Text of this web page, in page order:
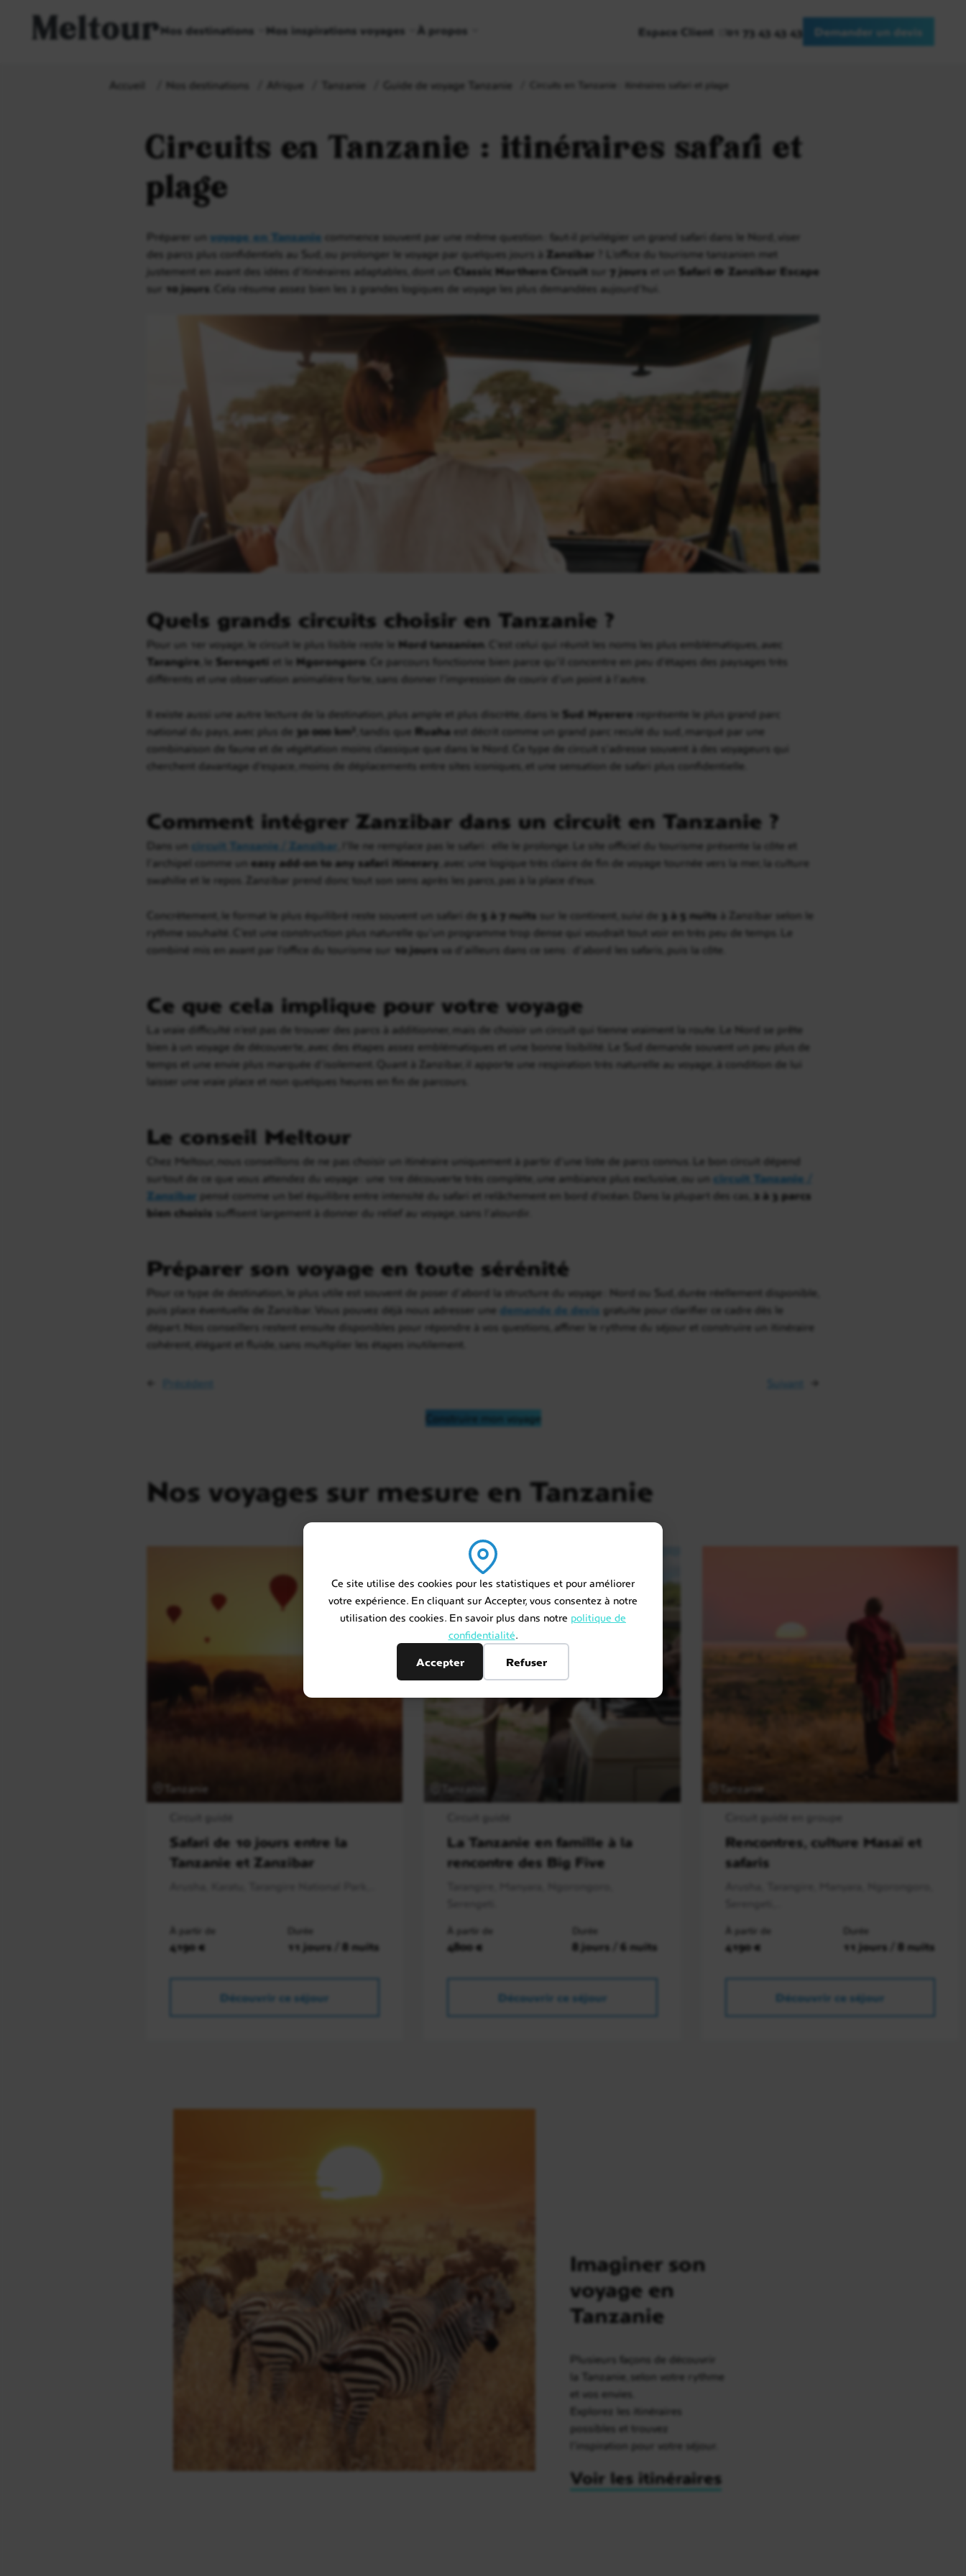
Ce site utilise des cookies pour les statistiques et pour améliorer
votre expérience. En cliquant sur Accepter, vous consentez à notre
utilisation des cookies. En savoir plus dans notre politique de
confidentialité.
Accepter
Refuser
MeltourNos destinations Nos inspirations voyages À propos Espace Client 01 73 43 43 43 Demander un devis
Accueil Nos destinations Afrique Tanzanie Guide de voyage Tanzanie Circuits en Tanzanie : itinéraires safari et plage
Circuits en Tanzanie : itinéraires safari et
plage
Préparer un voyage en Tanzanie commence souvent par une même question : faut-il privilégier un grand safari dans le Nord, viser
des parcs plus confidentiels au Sud, ou prolonger le voyage par quelques jours à Zanzibar ? L’office du tourisme tanzanien met
justement en avant des idées d’itinéraires adaptables, dont un Classic Northern Circuit 7 jours et un Safari & Zanzibar Escape
10 jours . Cela résume assez bien les 2 grandes logiques de voyage les plus demandées aujourd’hui.
Quels grands circuits choisir en Tanzanie ?
Pour un 1er voyage, le circuit le plus lisible reste le Nord tanzanien . C’est celui qui réunit les noms les plus emblématiques, avec
Tarangire , le Serengeti et le Ngorongoro . Ce parcours fonctionne bien parce qu’il concentre en peu d’étapes des paysages très
différents et une observation animalière forte, sans donner l’impression de courir d’un point à l’autre.
Il existe aussi une autre lecture de la destination, plus ample et plus discrète, dans le Sud Nyerere représente le plus grand parc
national du pays, avec plus de 30 000 km² , tandis que Ruaha est décrit comme un grand parc reculé du sud, marqué par une
combinaison de faune et de végétation moins classique que dans le Nord. Ce type de circuit s’adresse souvent à des voyageurs qui
cherchent davantage d’espace, moins de déplacements entre sites iconiques, et une sensation de safari plus confidentielle.
Comment intégrer Zanzibar dans un circuit en Tanzanie ?
Dans un circuit Tanzanie / Zanzibar
, l’île ne remplace pas le safari : elle le prolonge. Le site officiel du tourisme présente la côte et
l’archipel comme un easy add-on to any safari itinerary , avec une logique très claire de fin de voyage tournée vers la mer, la culture
swahilie et le repos. Zanzibar prend donc tout son sens après les parcs, pas à la place d’eux.
Concrètement, le format le plus équilibré reste souvent un safari de 5 à 7 nuits sur le continent, suivi de 3 à 5 nuits à Zanzibar selon le
rythme souhaité. C’est une construction plus naturelle qu’un programme trop dense qui voudrait tout voir en très peu de temps. Le
combiné mis en avant par l’office du tourisme sur
10 jours va d’ailleurs dans ce sens : d’abord les safaris, puis la côte.
Ce que cela implique pour votre voyage
La vraie difficulté n’est pas de trouver des parcs à additionner, mais de choisir un circuit qui tienne vraiment la route. Le Nord se prête
bien à un voyage de découverte, avec des étapes assez emblématiques et une bonne lisibilité. Le Sud demande souvent un peu plus de
temps et une envie plus marquée d’isolement. Quant à Zanzibar, il apporte une respiration très naturelle au voyage, à condition de lui
laisser une vraie place et non quelques heures en fin de parcours.
Le conseil Meltour
Chez Meltour, nous conseillons de ne pas choisir un itinéraire uniquement à partir d’une liste de parcs connus. Le bon circuit dépend
surtout de ce que vous attendez du voyage : une 1re découverte très complète, une ambiance plus exclusive, ou un circuit Tanzanie /
Zanzibar pensé comme un bel équilibre entre intensité du safari et relâchement en bord d’océan. Dans la plupart des cas,
2 à 3 parcs
bien choisis suffisent largement à donner du relief au voyage, sans l’alourdir.
Préparer son voyage en toute sérénité
Pour ce type de destination, le plus utile est souvent de poser d’abord la structure du voyage : Nord ou Sud, durée réellement disponible,
puis place éventuelle de Zanzibar. Vous pouvez déjà nous adresser une demande de devis gratuite pour clarifier ce cadre dès le
départ. Nos conseillers restent ensuite disponibles pour répondre à vos questions, affiner le rythme du séjour et construire un itinéraire
cohérent, élégant et fluide, sans multiplier les étapes inutilement.
← Suivant →
Construire mon voyage
Nos voyages sur mesure en Tanzanie
Tanzanie
Safari de 10 jours entre la
Tanzanie et Zanzibar
À partir de
4190 €
Durée
11 jours / 8 nuits
Découvrir ce séjour
La Tanzanie en famille à la
rencontre des Big Five
À partir de
4800 €
Durée
8 jours / 6 nuits
Découvrir ce séjour
Tanzanie
Rencontres, culture Masaï et
safaris
À partir de
4190 €
Durée
11 jours / 8 nuits
Découvrir ce séjour
Imaginer son
voyage en
Tanzanie
Plusieurs façons de découvrir
la Tanzanie, selon votre rythme
et vos envies.
Explorez les itinéraires
possibles et trouvez
l’inspiration pour votre séjour.
Voir les itinéraires